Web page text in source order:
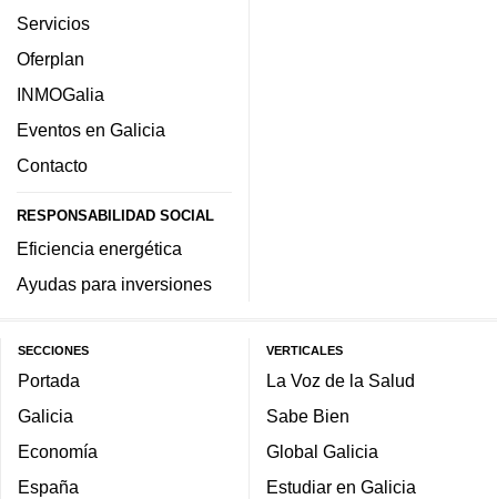
Servicios
Oferplan
INMOGalia
Eventos en Galicia
Contacto
RESPONSABILIDAD SOCIAL
Eficiencia energética
Ayudas para inversiones
SECCIONES
Portada
Galicia
Economía
España
VERTICALES
La Voz de la Salud
Sabe Bien
Global Galicia
Estudiar en Galicia